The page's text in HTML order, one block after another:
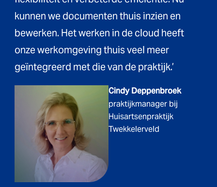
kunnen we documenten thuis inzien en
bewerken. Het werken in de cloud heeft
onze werkomgeving thuis veel meer
geïntegreerd met die van de praktijk.’
Cindy Deppenbroek
praktijkmanager bij
Huisartsenpraktijk
Twekkelerveld